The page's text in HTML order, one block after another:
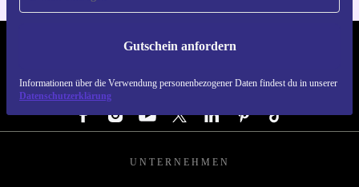
Gutschein anfordern
Informationen über die Verwendung personenbezogener Daten findest du in unserer
Datenschutzerklärung
REFURBED DEUTSCHLAND - RETHINK NEW.
FOLGE UNS
UNTERNEHMEN